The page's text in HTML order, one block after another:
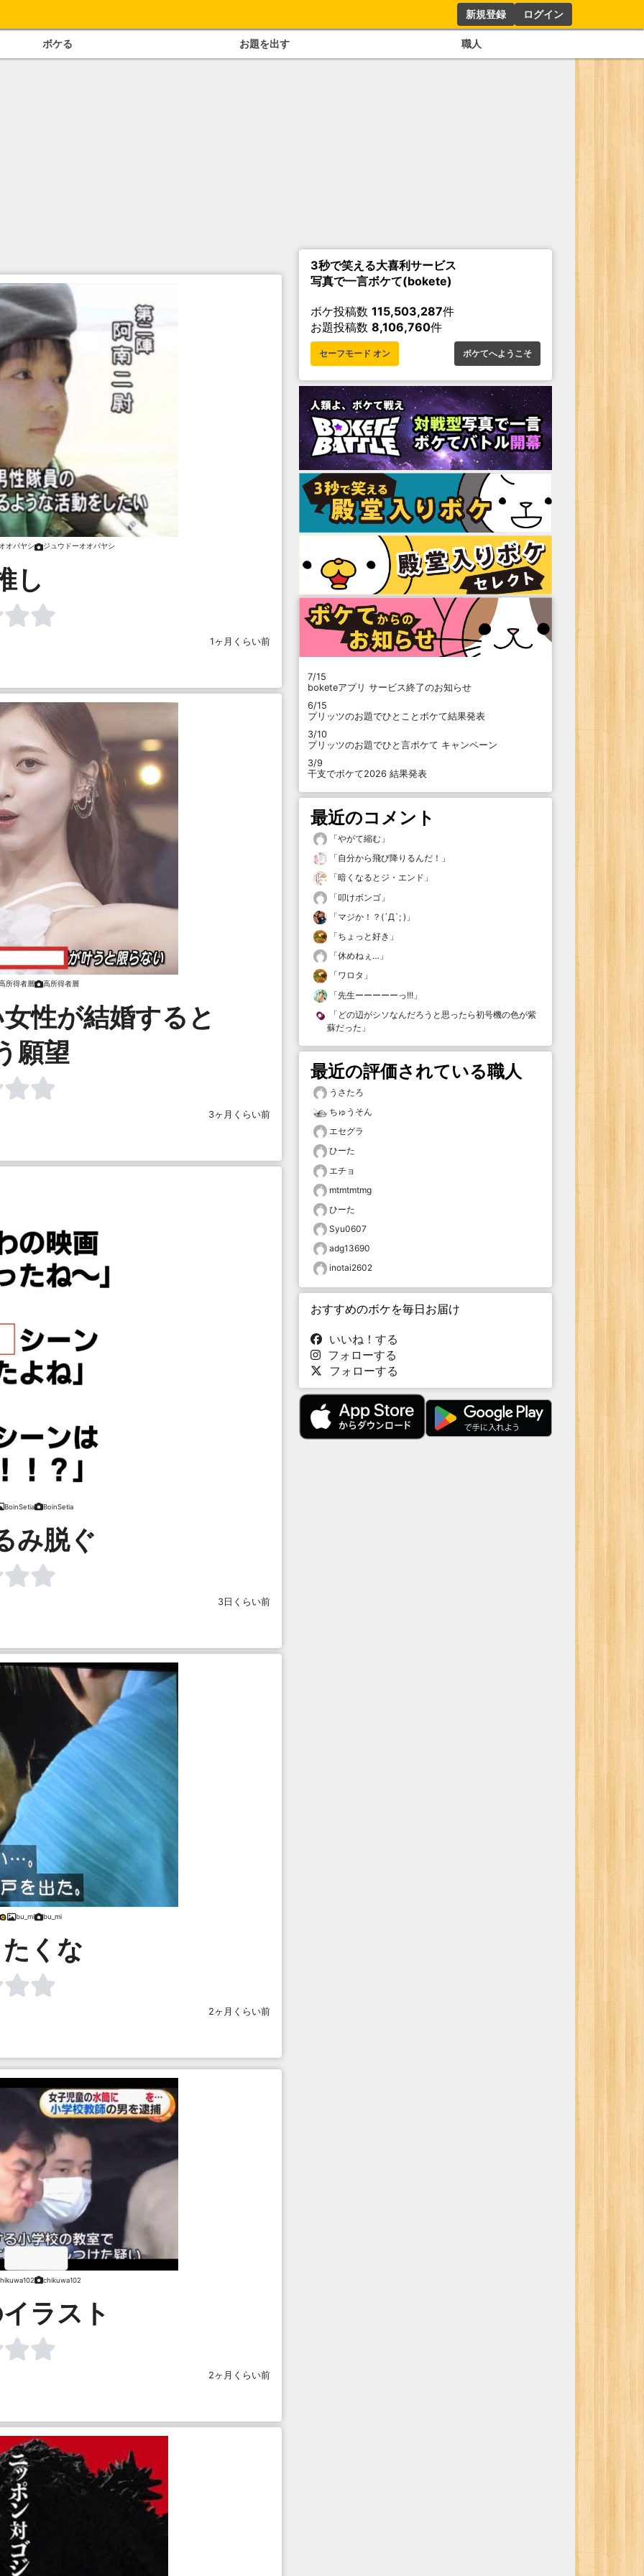
新規登録 ログイン
ボケる お題を出す 職人
オバヤシ ジュウドーオオバヤシ
し
1ヶ月くらい前
所得者層 高所得者層
性が結婚すると
願望
3ヶ月くらい前
BoinSetia BoinSetia
み脱ぐ
3日くらい前
bu_mi bu_mi
くな
2ヶ月くらい前
chikuwa102
ラスト
2ヶ月くらい前
3秒で笑える大喜利サービス
写真で一言ボケて(bokete)
ボケ投稿数 115,503,287件
お題投稿数 8,106,760件
セーフモード オン ボケてへようこそ
7/15
boketeアプリ サービス終了のお知らせ
6/15
プリッツのお題でひとことボケて結果発表
3/10
プリッツのお題でひと言ボケて キャンペーン
3/9
干支でボケて2026 結果発表
最近のコメント
「やがて縮む 」
「自分から飛び降りるんだ！ 」
「暗くなるとジ・エンド 」
「叩けボンゴ 」
「マジか！？(´Д`; ) 」
「ちょっと好き 」
「休めねぇ… 」
「ワロタ 」
「先生ーーーーーっ!!! 」
「 どの辺がシソなんだろうと思ったら初号機の色が紫
蘇だった 」
最近の評価されている職人
うさたろ
ちゅうそん
エセグラ
ひーた
エチョ
mtmtmtmg
ひーた
Syu0607
adg13690
inotai2602
おすすめのボケを毎日お届け
いいね！する
フォローする
フォローする